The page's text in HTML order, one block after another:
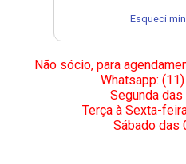
Esqueci
Não sócio, para
Whatsapp:
Segunda
Terça à Sexta-
Sábado das